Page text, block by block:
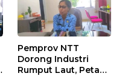
Pemprov NTT
Dorong Industri
Rumput Laut, Petani